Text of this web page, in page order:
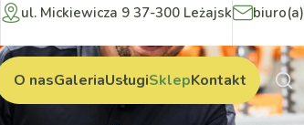
ul. Mickiewicza 9 37-300 Leżajsk
O nasGaleriaUsługiSklepKontakt